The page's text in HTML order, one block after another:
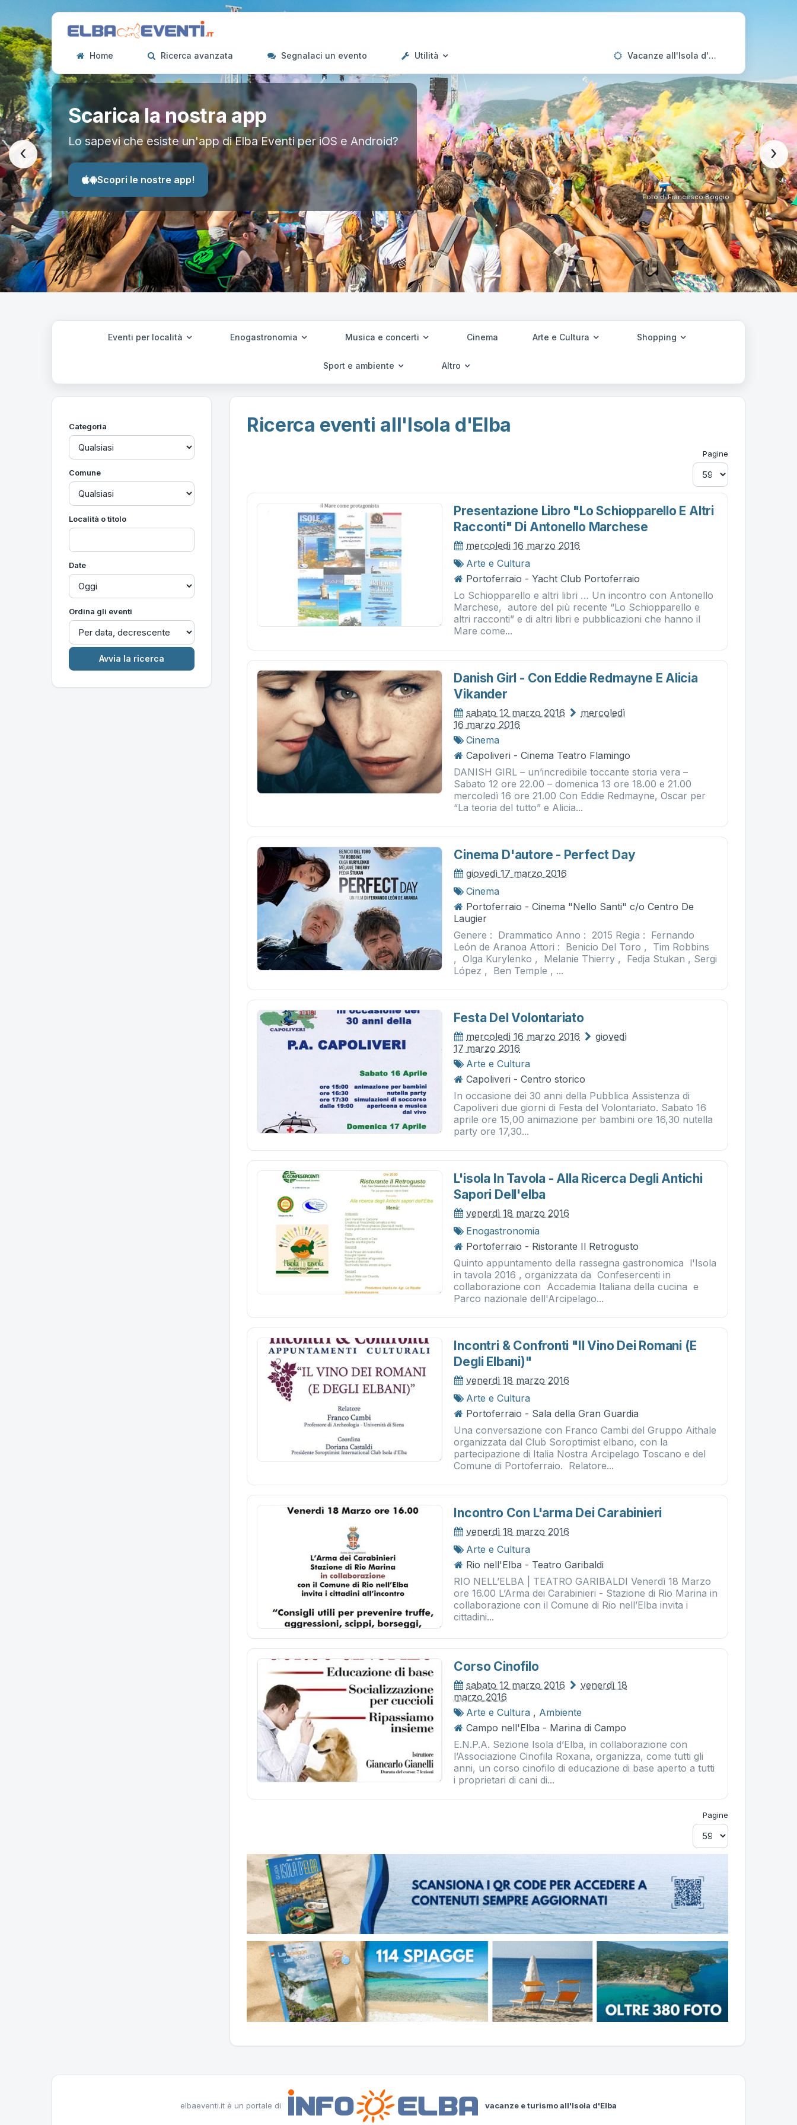
Home Ricerca avanzata Segnalaci un evento Utilità Vacanze all'Isola d'Elba
Scarica la nostra app
Lo sapevi che esiste un'app di Elba Eventi per iOS e Android?
Scopri le nostre app!
Foto di Francesco Boggio
‹ ›
Eventi per località Enogastronomia Musica e concerti Cinema Arte e Cultura Shopping
Sport e ambiente Altro
Categoria
Comune
Località o titolo
Date
Ordina gli eventi
Ricerca eventi all'Isola d'Elba
Pagine
Presentazione Libro "lo Schiopparello E Altri
Racconti" Di Antonello Marchese
mercoledì 16 marzo 2016
Arte e Cultura
Portoferraio - Yacht Club Portoferraio
Lo Schiopparello e altri libri … Un incontro con Antonello
Marchese, autore del più recente “Lo Schiopparello e
altri racconti” e di altri libri e pubblicazioni che hanno il
Mare come...
Danish Girl - Con Eddie Redmayne E Alicia
Vikander
sabato 12 marzo 2016
mercoledì
16 marzo 2016
Cinema
Capoliveri - Cinema Teatro Flamingo
DANISH GIRL – un’incredibile toccante storia vera –
Sabato 12 ore 22.00 – domenica 13 ore 18.00 e 21.00
mercoledì 16 ore 21.00 Con Eddie Redmayne, Oscar per
“La teoria del tutto” e Alicia...
Cinema D'autore - Perfect Day
giovedì 17 marzo 2016
Cinema
Portoferraio - Cinema "Nello Santi" c/o Centro De
Laugier
Genere : Drammatico Anno : 2015 Regia : Fernando
León de Aranoa Attori : Benicio Del Toro , Tim Robbins
, Olga Kurylenko , Melanie Thierry , Fedja Stukan , Sergi
López , Ben Temple , ...
Festa Del Volontariato
mercoledì 16 marzo 2016
giovedì
17 marzo 2016
Arte e Cultura
Capoliveri - Centro storico
In occasione dei 30 anni della Pubblica Assistenza di
Capoliveri due giorni di Festa del Volontariato. Sabato 16
aprile ore 15,00 animazione per bambini ore 16,30 nutella
party ore 17,30...
L'isola In Tavola - Alla Ricerca Degli Antichi
Sapori Dell'elba
venerdì 18 marzo 2016
Enogastronomia
Portoferraio - Ristorante Il Retrogusto
Quinto appuntamento della rassegna gastronomica l'Isola
in tavola 2016 , organizzata da Confesercenti in
collaborazione con Accademia Italiana della cucina e
Parco nazionale dell'Arcipelago...
Incontri & Confronti "il Vino Dei Romani (e
Degli Elbani)"
venerdì 18 marzo 2016
Arte e Cultura
Portoferraio - Sala della Gran Guardia
Una conversazione con Franco Cambi del Gruppo Aithale
organizzata dal Club Soroptimist elbano, con la
partecipazione di Italia Nostra Arcipelago Toscano e del
Comune di Portoferraio. Relatore...
Incontro Con L'arma Dei Carabinieri
venerdì 18 marzo 2016
Arte e Cultura
Rio nell'Elba - Teatro Garibaldi
RIO NELL’ELBA | TEATRO GARIBALDI Venerdì 18 Marzo
ore 16.00 L’Arma dei Carabinieri - Stazione di Rio Marina in
collaborazione con il Comune di Rio nell’Elba invita i
cittadini...
Corso Cinofilo
sabato 12 marzo 2016
venerdì 18
marzo 2016
Arte e Cultura , Ambiente
Campo nell'Elba - Marina di Campo
E.N.P.A. Sezione Isola d’Elba, in collaborazione con
l’Associazione Cinofila Roxana, organizza, come tutti gli
anni, un corso cinofilo di educazione di base aperto a tutti
i proprietari di cani di...
Pagine
elbaeventi.it è un portale di vacanze e turismo all'Isola d'Elba